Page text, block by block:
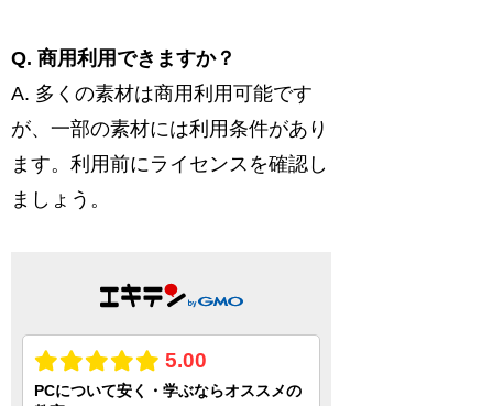
Q. 商用利用できますか？
A. 多くの素材は商用利用可能です
が、一部の素材には利用条件があり
ます。利用前にライセンスを確認し
ましょう。